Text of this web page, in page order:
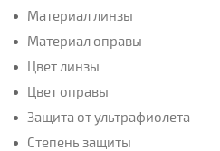
Материал линзы
Материал оправы
Цвет линзы
Цвет оправы
Защита от ультрафиолета
Степень защиты